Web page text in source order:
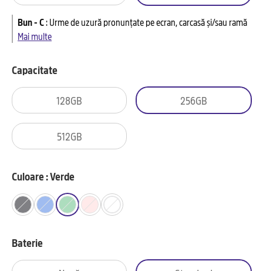
Bun - C:Urme de uzură pronunțate pe ecran, carcasă și/sau ramă
Mai multe
Capacitate
128GB 256GB
512GB
Culoare : Verde
Baterie